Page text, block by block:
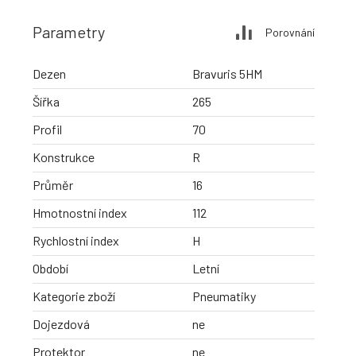
Parametry Porovnání
Dezen
Bravuris 5HM
Šířka
265
Profil
70
Konstrukce
R
Průměr
16
Hmotnostní index
112
Rychlostní index
H
Období
Letní
Kategorie zboží
Pneumatiky
Dojezdová
ne
Protektor
ne